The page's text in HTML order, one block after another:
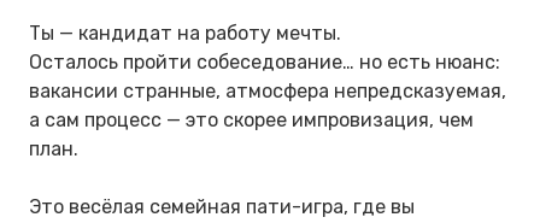
Ты — кандидат на работу мечты.
Осталось пройти собеседование… но есть нюанс:
вакансии странные, атмосфера непредсказуемая,
а сам процесс — это скорее импровизация, чем
план.
Это весёлая семейная пати-игра, где вы